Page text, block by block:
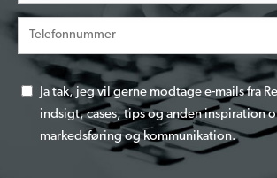
Ja tak, jeg vil gerne modtage e-mails fra
indsigt, cases, tips og anden inspiration
markedsføring og kommunikation.